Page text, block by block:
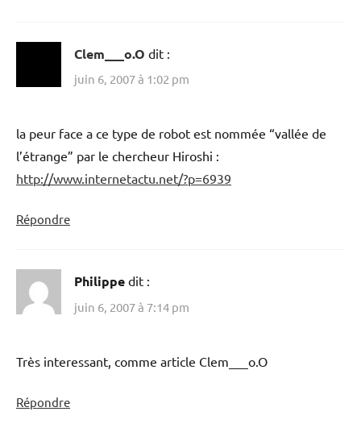
Clem___o.O dit :
juin 6, 2007 à 1:02 pm
la peur face a ce type de robot est nommée “vallée de
l’étrange” par le chercheur Hiroshi :
http://www.internetactu.net/?p=6939
Répondre
Philippe dit :
juin 6, 2007 à 7:14 pm
Très interessant, comme article Clem___o.O
Répondre